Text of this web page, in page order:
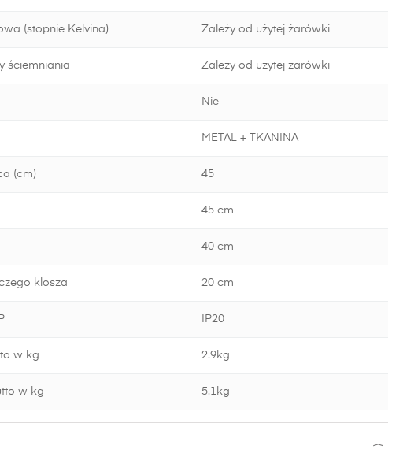
(stopnie Kelvina) Zależy od użytej żarówki
ściemniania Zależy od użytej żarówki
Nie
METAL + TKANINA
(cm) 45
45 cm
40 cm
klosza 20 cm
IP20
w kg 2.9kg
w kg 5.1kg